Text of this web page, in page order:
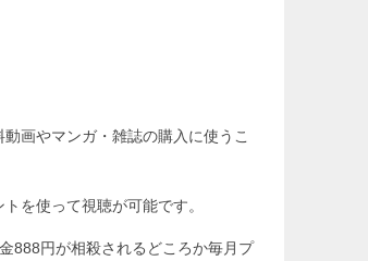
画やマンガ・雑誌の購入に使うこ
を使って視聴が可能です。
888円が相殺されるどころか毎月プ